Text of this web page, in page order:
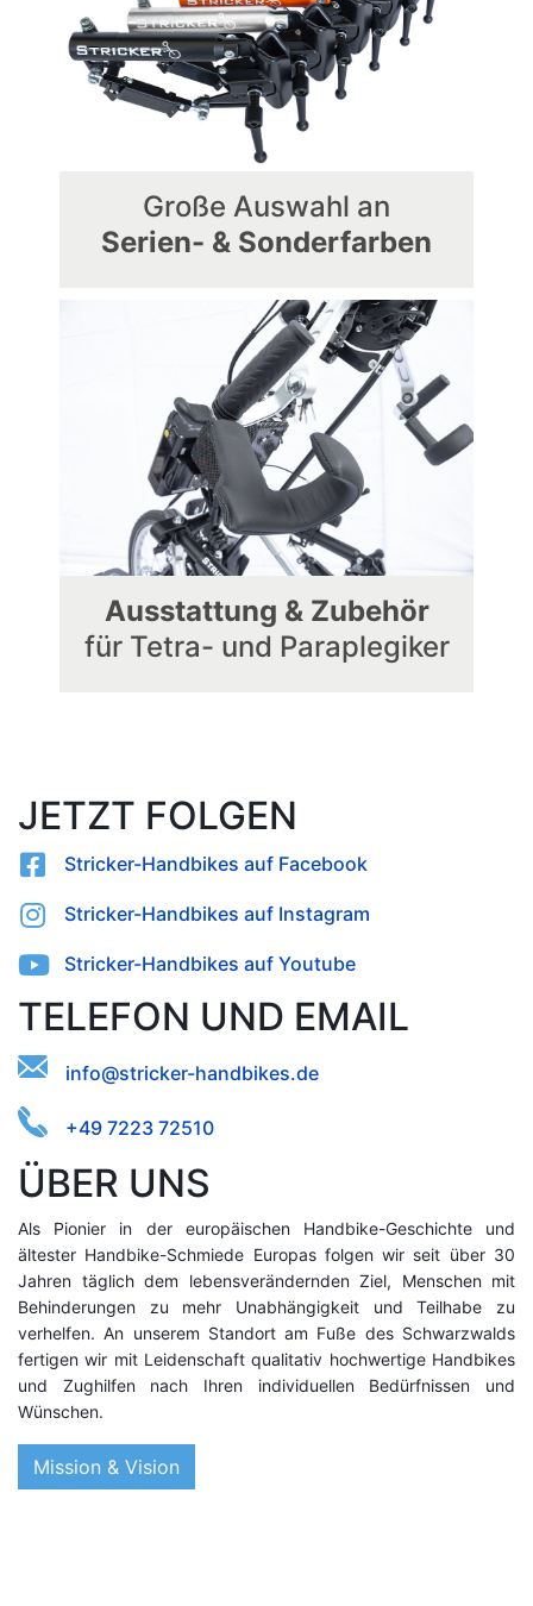
Große Auswahl an
Serien- & Sonderfarben
Ausstattung & Zubehör
für Tetra- und Paraplegiker
JETZT FOLGEN
Stricker-Handbikes auf Facebook
Stricker-Handbikes auf Instagram
Stricker-Handbikes auf Youtube
TELEFON UND EMAIL
iik-.krrehdnnsse@aibfedtoc
+49 7223 72510
ÜBER UNS
Als Pionier in der europäischen Handbike-Geschichte und
ältester Handbike-Schmiede Europas folgen wir seit über 30
Jahren täglich dem lebensverändernden Ziel, Menschen mit
Behinderungen zu mehr Unabhängigkeit und Teilhabe zu
verhelfen. An unserem Standort am Fuße des Schwarzwalds
fertigen wir mit Leidenschaft qualitativ hochwertige Handbikes
und Zughilfen nach Ihren individuellen Bedürfnissen und
Wünschen.
Mission & Vision